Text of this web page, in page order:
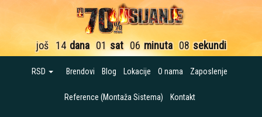
još 14 dana 01 sat 06 minuta 07 sekundi
RSD Brendovi Blog Lokacije O nama Zaposlenje
Reference (Montaža Sistema) Kontakt